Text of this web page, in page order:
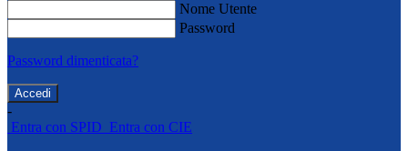
Nome Utente
Password
Password dimenticata?
-
Entra con SPID Entra con CIE